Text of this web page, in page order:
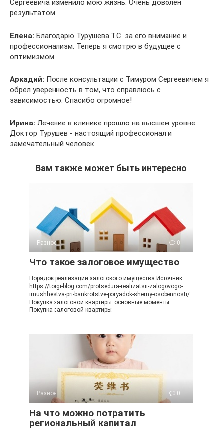
Сергеевича изменило мою жизнь. Очень доволен
результатом.
Елена: Благодарю Турушева Т.С. за его внимание и
профессионализм. Теперь я смотрю в будущее с
оптимизмом.
Аркадий: После консультации с Тимуром Сергеевичем я
обрёл уверенность в том, что справлюсь с
зависимостью. Спасибо огромное!
Ирина: Лечение в клинике прошло на высшем уровне.
Доктор Турушев - настоящий профессионал и
замечательный человек.
Вам также может быть интересно
Разное 0
Что такое залоговое имущество
Порядок реализации залогового имущества Источник:
https://torgi-blog.com/protsedura-realizatsii-zalogovogo-
imushhestva-pri-bankrotstve-poryadok-shemy-osobennosti/
Покупка залоговой квартиры: основные моменты
Покупка залоговой квартиры:
Разное 0
На что можно потратить
региональный капитал